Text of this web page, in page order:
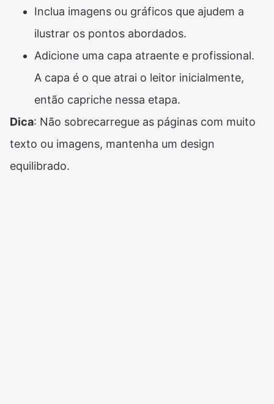
Inclua imagens ou gráficos que ajudem a
ilustrar os pontos abordados.
Adicione uma capa atraente e profissional.
A capa é o que atrai o leitor inicialmente,
então capriche nessa etapa.
Dica: Não sobrecarregue as páginas com muito
texto ou imagens, mantenha um design
equilibrado.